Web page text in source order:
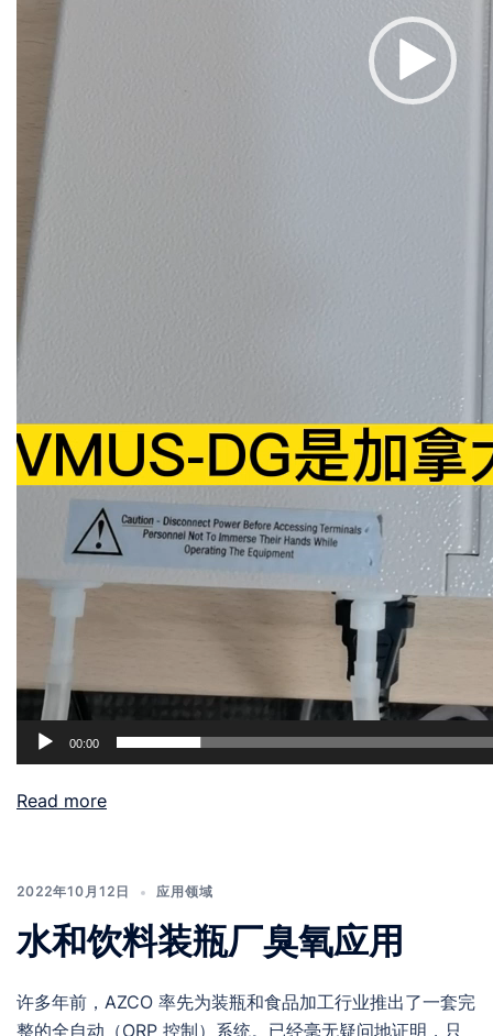
00:00
Read more
2022年10月12日 应用领域
水和饮料装瓶厂臭氧应用
许多年前，AZCO 率先为装瓶和食品加工行业推出了一套完
整的全自动（ORP 控制）系统。已经毫无疑问地证明，只